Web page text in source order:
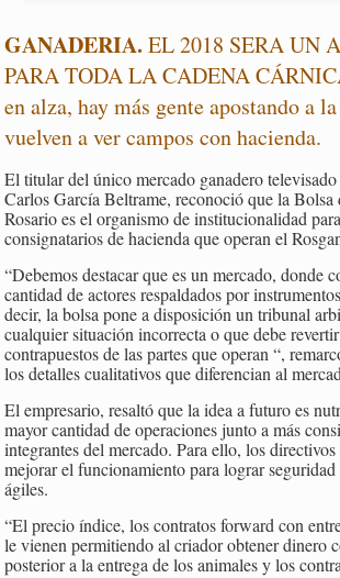
GANADERIA.EL 2018 SERA UN
PARA TODA LA CADENA
en alza, hay más gente apostando a
vuelven a ver campos con hacienda.
El titular del único mercado ganadero
Carlos García Beltrame, reconoció que la Bolsa
Rosario es el organismo de institucionalidad
consignatarios de hacienda que operan el
“Debemos destacar que es un mercado, donde
cantidad de actores respaldados por
decir, la bolsa pone a disposición un tribunal
cualquier situación incorrecta o que debe
contrapuestos de las partes que operan “,
los detalles cualitativos que diferencian al
El empresario, resaltó que la idea a futuro es
mayor cantidad de operaciones junto a más
integrantes del mercado. Para ello, los
mejorar el funcionamiento para lograr
ágiles.
“El precio índice, los contratos forward con
le vienen permitiendo al criador obtener dinero
posterior a la entrega de los animales y los